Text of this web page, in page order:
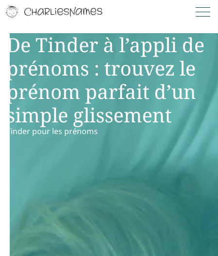
De Tinder à l’appli de
prénoms : trouvez le
prénom parfait d’un
simple glissement
Tinder pour les prénoms